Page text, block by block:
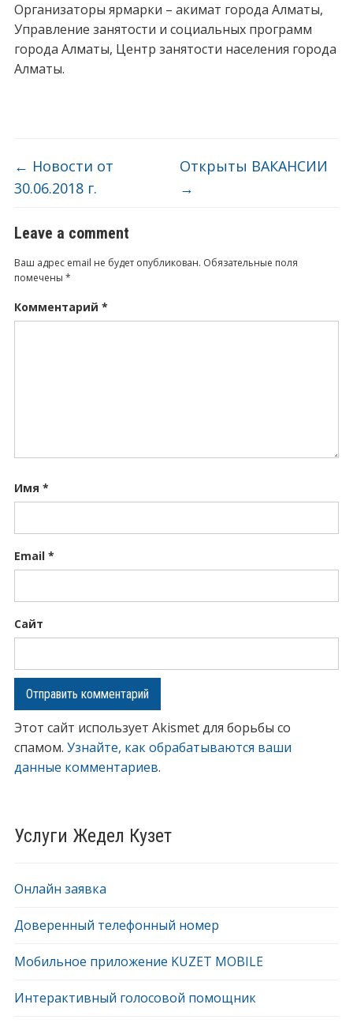
Услуги Жедел Кузет
Онлайн заявка
Доверенный телефонный номер
Мобильное приложение KUZET MOBILE
Интерактивный голосовой помощник
Организаторы ярмарки – акимат города Алматы,
Управление занятости и социальных программ
города Алматы, Центр занятости населения города
Алматы.
← Новости от
30.06.2018 г.
Открыты ВАКАНСИИ
→
Leave a comment
Ваш адрес email не будет опубликован. Обязательные поля
помечены *
Комментарий *
Имя *
Email *
Сайт
Этот сайт использует Akismet для борьбы со
спамом. Узнайте, как обрабатываются ваши
данные комментариев.